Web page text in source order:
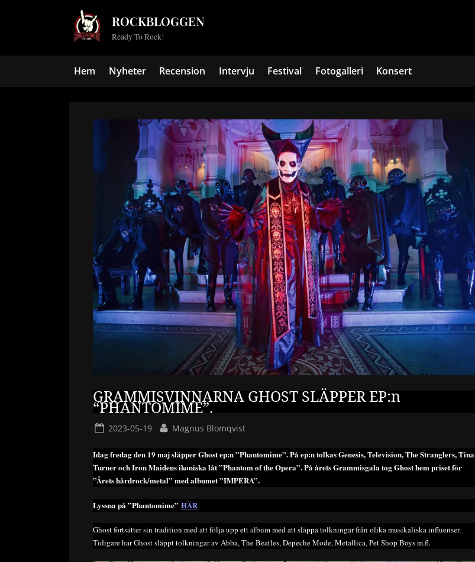
ROCKBLOGGEN
Ready To Rock!
Hem Nyheter Recension Intervju Festival Fotogalleri Konsert
GRAMMISVINNARNA GHOST SLÄPPER EP:n
“PHANTOMIME”.
Posted
2023-05-19 By
Magnus Blomqvist
Idag fredag den 19 maj släpper Ghost ep:n ”Phantomime”. På ep:n tolkas Genesis, Television, The Stranglers, Tina
Turner och Iron Maidens ikoniska låt ”Phantom of the Opera”. På årets Grammisgala tog Ghost hem priset för
”Årets hårdrock/metal” med albumet ”IMPERA”.
Lyssna på ”Phantomime” HÄR
Ghost fortsätter sin tradition med att följa upp ett album med att släppa tolkningar från olika musikaliska influenser.
Tidigare har Ghost släppt tolkningar av Abba, The Beatles, Depeche Mode, Metallica, Pet Shop Boys m.fl.